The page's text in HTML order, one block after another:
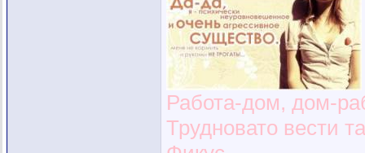
Работа-дом, дом-
Трудновато вести